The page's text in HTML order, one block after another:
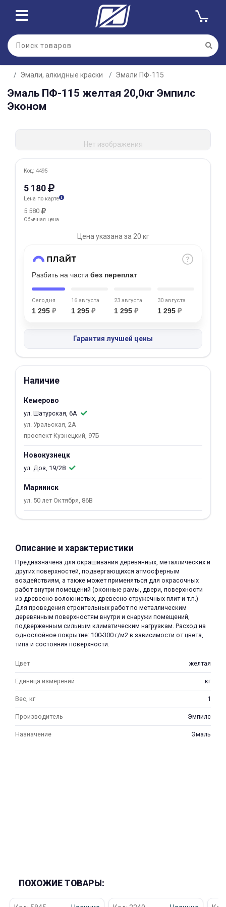
Эмали, алкидные краски Эмали ПФ-115
Эмаль ПФ-115 желтая 20,0кг Эмпилс
Эконом
Нет изображения
Код: 4495
5 180
Цена по карте
5 580
Обычная цена
Цена указана за 20 кг
Разбить на части без переплат
Сегодня
1 295 ₽
16 августа
1 295 ₽
23 августа
1 295 ₽
30 августа
1 295 ₽
Гарантия лучшей цены
Наличие
Кемерово
ул. Шатурская, 6А
ул. Уральская, 2А
проспект Кузнецкий, 97Б
Новокузнецк
ул. Доз, 19/28
Мариинск
ул. 50 лет Октября, 86В
Описание и характеристики
Предназначена для окрашивания деревянных, металлических и
других поверхностей, подвергающихся атмосферным
воздействиям, а также может применяться для окрасочных
работ внутри помещений (оконные рамы, двери, поверхности
из древесно-волокнистых, древесно-стружечных плит и т.п.)
Для проведения строительных работ по металлическим
деревянным поверхностям внутри и снаружи помещений,
подверженным сильным климатическим нагрузкам. Расход на
однослойное покрытие: 100-300 г/м2 в зависимости от цвета,
типа и состояния поверхности.
Цвет желтая
Единица измерений кг
Вес, кг 1
Производитель Эмпилс
Назначение Эмаль
ПОХОЖИЕ ТОВАРЫ:
Для клиентов всех банков
Разбейте
оплатуна части
Сегодня
25 %
Добавляйте товары
в корзину
Оплачивайте сегодня только
25% картой любого банка
Получайте товар
выбранный способом
Оставшиеся
по25%
Подробнее
об оплате Плайтом
25